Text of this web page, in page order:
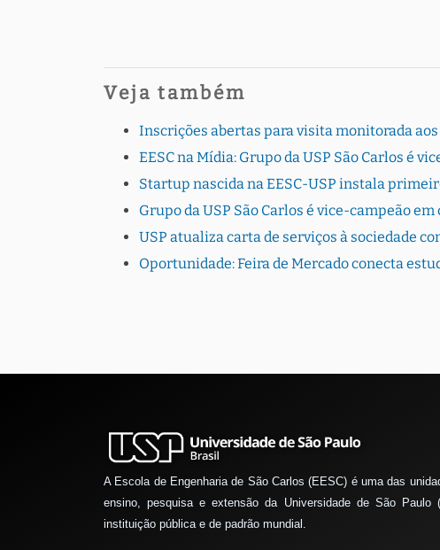
Veja também
Inscrições abertas para visita monitorada aos
EESC na Mídia: Grupo da USP São Carlos é
Startup nascida na EESC-USP instala
Grupo da USP São Carlos é vice-campeão
USP atualiza carta de serviços à sociedade
Oportunidade: Feira de Mercado conecta
A Escola de Engenharia de São Carlos (EESC) é uma das
ensino, pesquisa e extensão da Universidade de São Paulo
instituição pública e de padrão mundial.